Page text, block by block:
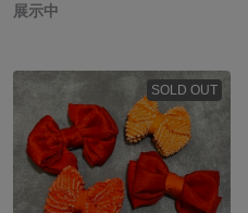
展示中
SOLD OUT